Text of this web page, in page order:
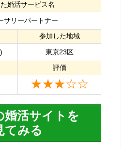
婚活サービス名
サリーパートナー
参加した地域
東京23区
評価
★★★☆☆
婚活サイトを
てみる